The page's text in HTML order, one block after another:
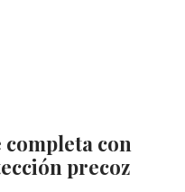
completa con
precoz